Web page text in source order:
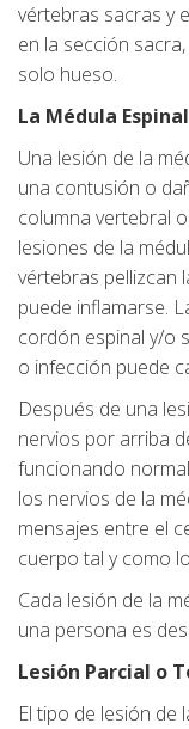
vértebras sacras y
en la sección
solo hueso.
La Médula
Una lesión de la
una contusión o
columna vertebral
lesiones de la
vértebras pellizcan
puede inflamarse.
cordón espinal y/o
o infección puede
Después de una
nervios por arriba
funcionando
los nervios de la
mensajes entre el
cuerpo tal y como
Cada lesión de la
una persona es
Lesión Parcial o
El tipo de lesión de